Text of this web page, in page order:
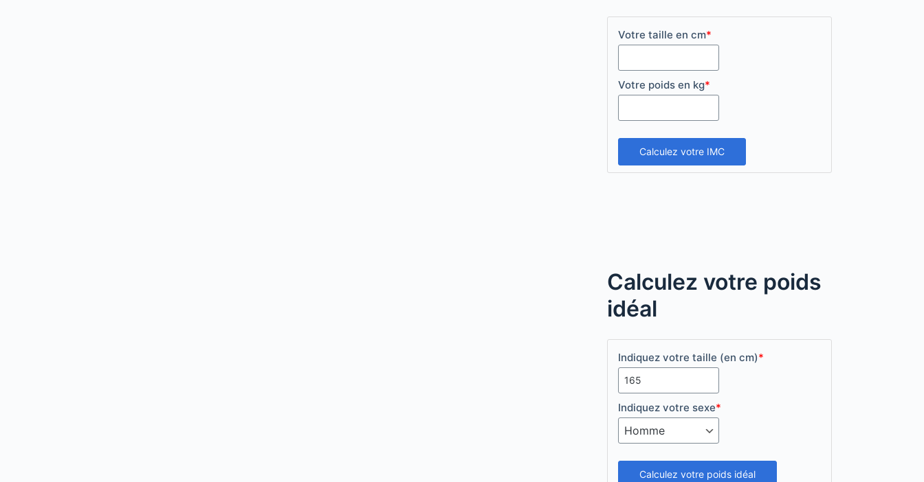
Votre taille en cm*
Votre poids en kg*
Calculez votre IMC
Calculez votre poids
idéal
Indiquez votre taille (en cm)*
Indiquez votre sexe*
Calculez votre poids idéal